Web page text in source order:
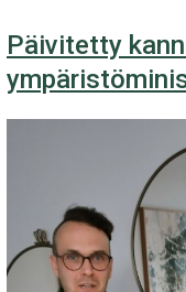
Päivitetty